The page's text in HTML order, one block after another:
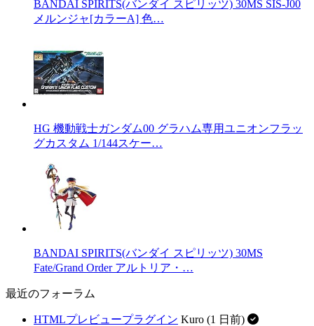
BANDAI SPIRITS(バンダイ スピリッツ) 30MS SIS-J00
メルンジャ[カラーA] 色…
HG 機動戦士ガンダム00 グラハム専用ユニオンフラッ
グカスタム 1/144スケー…
BANDAI SPIRITS(バンダイ スピリッツ) 30MS
Fate/Grand Order アルトリア・…
最近のフォーラム
HTMLプレビュープラグイン Kuro (1 日前)